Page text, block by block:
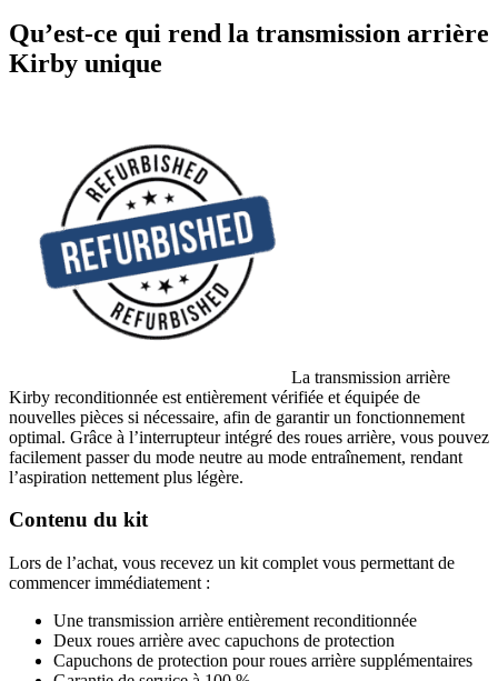
Qu’est-ce qui rend la transmission arrière
Kirby unique
La transmission arrière
Kirby reconditionnée est entièrement vérifiée et équipée de
nouvelles pièces si nécessaire, afin de garantir un fonctionnement
optimal. Grâce à l’interrupteur intégré des roues arrière, vous pouvez
facilement passer du mode neutre au mode entraînement, rendant
l’aspiration nettement plus légère.
Contenu du kit
Lors de l’achat, vous recevez un kit complet vous permettant de
commencer immédiatement :
Une transmission arrière entièrement reconditionnée
Deux roues arrière avec capuchons de protection
Capuchons de protection pour roues arrière supplémentaires